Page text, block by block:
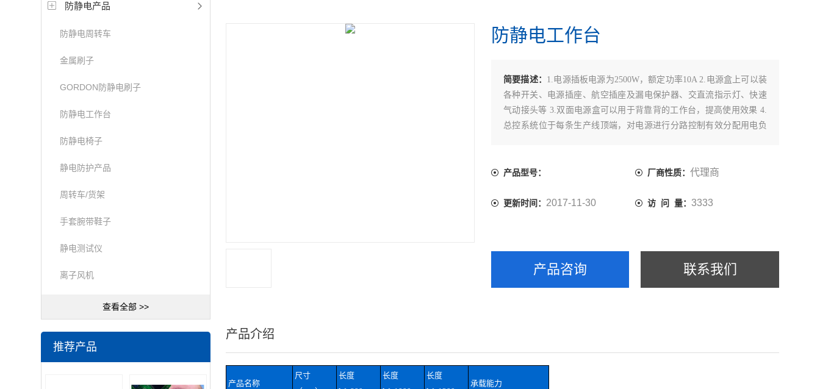
防静电产品
防静电周转车
金属刷子
GORDON防静电刷子
防静电工作台
防静电椅子
静电防护产品
周转车/货架
手套腕带鞋子
静电测试仪
离子风机
查看全部 >>
推荐产品
防静电工作台
简要描述： 1.电源插板电源为2500W，额定功率10A 2.电源盒上可以装
各种开关、电源插座、航空插座及漏电保护器、交直流指示灯、快速
气动接头等 3.双面电源盒可以用于背靠背的工作台，提高使用效果 4.
总控系统位于每条生产线顶端，对电源进行分路控制有效分配用电负
产品型号： 厂商性质： 代理商
更新时间： 2017-11-30 访 问 量： 3333
产品咨询 联系我们
产品介绍
产品名称
尺寸
长度
长度
长度
承载能力